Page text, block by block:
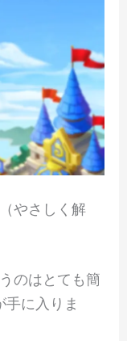
やさしく解
のはとても簡
に入りま